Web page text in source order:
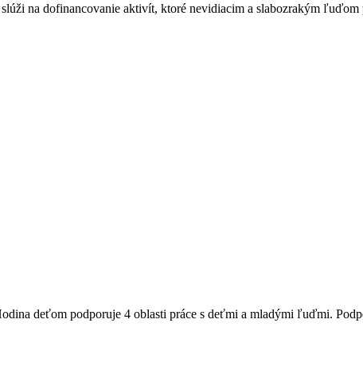
na dofinancovanie aktivít, ktoré nevidiacim a slabozrakým
deťom podporuje 4 oblasti práce s deťmi a mladými ľuďmi.